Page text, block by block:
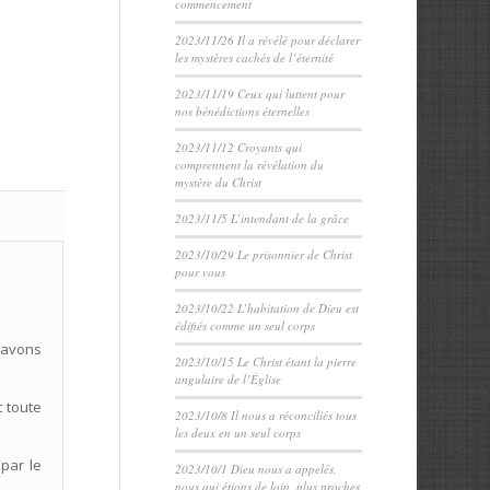
toute
le
commencement
2023/11/26 Il a révélé pour déclarer
les mystères cachés de l’éternité
2023/11/19 Ceux qui luttent pour
nos bénédictions éternelles
2023/11/12 Croyants qui
comprennent la révélation du
mystère du Christ
2023/11/5 L’intendant de la grâce
2023/10/29 Le prisonnier de Christ
pour vous
2023/10/22 L’habitation de Dieu est
édifiés comme un seul corps
2023/10/15 Le Christ étant la pierre
angulaire de l’Église
2023/10/8 Il nous a réconciliés tous
les deux en un seul corps
2023/10/1 Dieu nous a appelés,
nous qui étions de loin, plus proches